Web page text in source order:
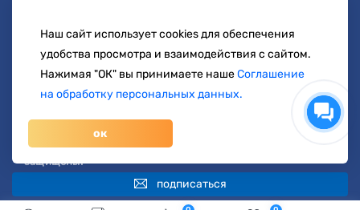
подписаться
с 9:00 до 19:00
8 904 404-57-57
zakaz@svetberi34.ru
© 1996-2026 svetberi.com (Светбери.рф)
Магазин электротехнических товаров.
защищены.
Наш сайт использует cookies для обеспечения
удобства просмотра и взаимодействия с сайтом.
Нажимая "ОК" вы принимаете нашеСоглашение
на обработку персональных данных.
ок